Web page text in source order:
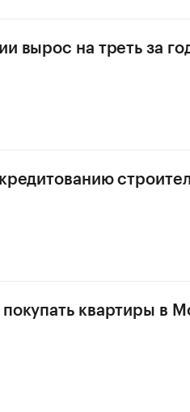
вырос на треть за
квартиры в